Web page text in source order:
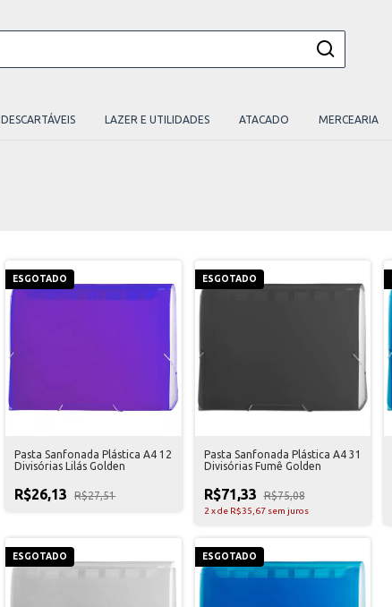
DESCARTÁVEIS LAZER E UTILIDADES ATACADO MERCEARIA
ESGOTADO
Pasta Sanfonada Plástica A4 12
Divisórias Lilás Golden
R$26,13 R$27,51
ESGOTADO
Pasta Sanfonada Plástica A4 31
Divisórias Fumê Golden
R$71,33 R$75,08
2 xde R$35,67 sem juros
ESGOTADO ESGOTADO